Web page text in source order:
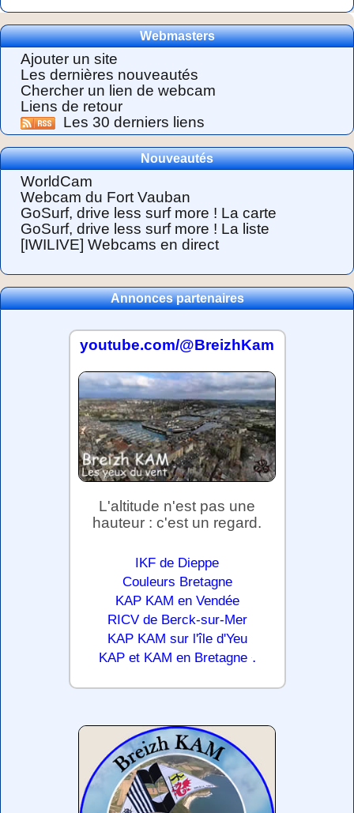
Webmasters
Ajouter un site
Les dernières nouveautés
Chercher un lien de webcam
Liens de retour
Les 30 derniers liens
Nouveautés
WorldCam
Webcam du Fort Vauban
GoSurf, drive less surf more ! La carte
GoSurf, drive less surf more ! La liste
[IWILIVE] Webcams en direct
Annonces partenaires
youtube.com/@BreizhKam
L'altitude n'est pas une
hauteur : c'est un regard.
IKF de Dieppe
Couleurs Bretagne
KAP KAM en Vendée
RICV de Berck-sur-Mer
KAP KAM sur l'île d'Yeu
KAP et KAM en Bretagne .